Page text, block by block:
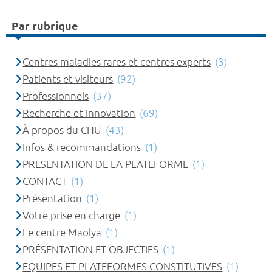
Par rubrique
Centres maladies rares et centres experts (3)
Patients et visiteurs (92)
Professionnels (37)
Recherche et innovation (69)
À propos du CHU (43)
Infos & recommandations (1)
PRESENTATION DE LA PLATEFORME (1)
CONTACT (1)
Présentation (1)
Votre prise en charge (1)
Le centre Maolya (1)
PRÉSENTATION ET OBJECTIFS (1)
EQUIPES ET PLATEFORMES CONSTITUTIVES (1)